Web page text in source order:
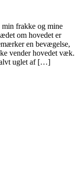
min frakke og mine
om hovedet er
en bevægelse,
vender hovedet væk.
uglet af […]